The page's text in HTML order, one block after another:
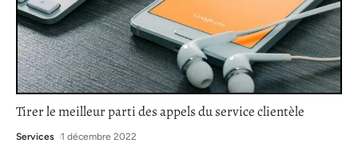
Tirer le meilleur parti des appels du service clientèle
Services 1 décembre 2022